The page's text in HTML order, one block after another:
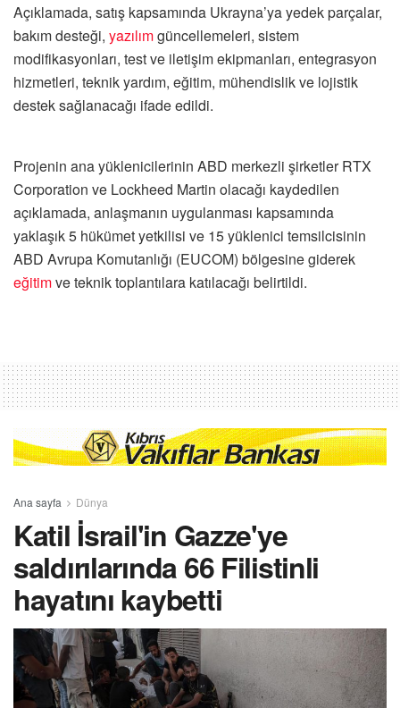
Açıklamada, satış kapsamında Ukrayna’ya yedek parçalar,
bakım desteği, yazılımgüncellemeleri, sistem
modifikasyonları, test ve iletişim ekipmanları, entegrasyon
hizmetleri, teknik yardım, eğitim, mühendislik ve lojistik
destek sağlanacağı ifade edildi.
Projenin ana yüklenicilerinin ABD merkezli şirketler RTX
Corporation ve Lockheed Martin olacağı kaydedilen
açıklamada, anlaşmanın uygulanması kapsamında
yaklaşık 5 hükümet yetkilisi ve 15 yüklenici temsilcisinin
ABD Avrupa Komutanlığı (EUCOM) bölgesine giderek
eğitimve teknik toplantılara katılacağı belirtildi.
Ana sayfa Dünya
Katil İsrail'in Gazze'ye
saldırılarında 66 Filistinli
hayatını kaybetti